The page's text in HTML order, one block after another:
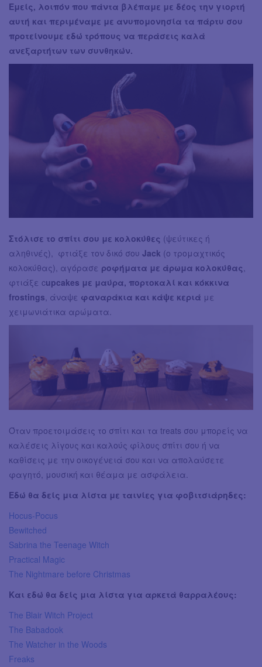
Εμείς, λοιπόν που πάντα βλέπαμε με δέος την γιορτή
αυτή και περιμέναμε με ανυπομονησία τα πάρτυ σου
προτείνουμε εδώ τρόπους να περάσεις καλά
ανεξαρτήτων των συνθηκών.
Στόλισε το σπίτι σου με κολοκύθες (ψεύτικες ή
αληθινές), φτιάξε τον δικό σου Jack (ο τρομαχτικός
κολοκύθας), αγόρασε ροφήματα με άρωμα κολοκύθας,
φτιάξε cupcakes με μαύρα, πορτοκαλί και κόκκινα
frostings, άναψε φαναράκια και κάψε κεριά με
χειμωνιάτικα αρώματα.
Όταν προετοιμάσεις το σπίτι και τα treats σου μπορείς να
καλέσεις λίγους και καλούς φίλους σπίτι σου ή να
καθίσεις με την οικογένειά σου και να απολαύσετε
φαγητό, μουσική και θέαμα με ασφάλεια.
Εδώ θα δείς μια λίστα με ταινίες για φοβιτσιάρηδες:
Hocus-Pocus
Bewitched
Sabrina the Teenage Witch
Practical Magic
The Nightmare before Christmas
Και εδώ θα δείς μια λίστα για αρκετά θαρραλέους:
The Blair Witch Project
The Babadook
The Watcher in the Woods
Freaks